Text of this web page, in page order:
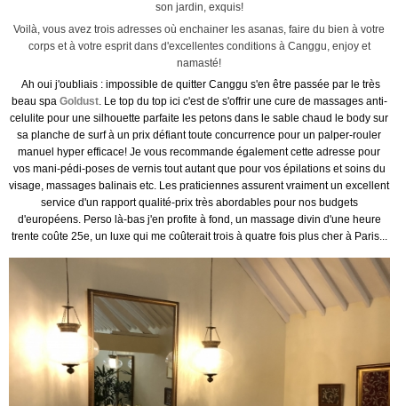
son jardin, exquis!
Voilà, vous avez trois adresses où enchainer les asanas, faire du bien à votre
corps et à votre esprit dans d'excellentes conditions à Canggu, enjoy et
namasté!
Ah oui j'oubliais : impossible de quitter Canggu s'en être passée par le très
beau spa Goldust. Le top du top ici c'est de s'offrir une cure de massages anti-
celulite pour une silhouette parfaite les petons dans le sable chaud le body sur
sa planche de surf à un prix défiant toute concurrence pour un palper-rouler
manuel hyper efficace! Je vous recommande également cette adresse pour
vos mani-pédi-poses de vernis tout autant que pour vos épilations et soins du
visage, massages balinais etc. Les praticiennes assurent vraiment un excellent
service d'un rapport qualité-prix très abordables pour nos budgets
d'européens. Perso là-bas j'en profite à fond, un massage divin d'une heure
trente coûte 25e, un luxe qui me coûterait trois à quatre fois plus cher à Paris...